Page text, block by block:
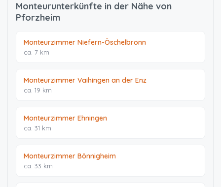
Monteurunterkünfte in der Nähe von
Pforzheim
Monteurzimmer Niefern-Öschelbronn
ca. 7 km
Monteurzimmer Vaihingen an der Enz
ca. 19 km
Monteurzimmer Ehningen
ca. 31 km
Monteurzimmer Bönnigheim
ca. 33 km